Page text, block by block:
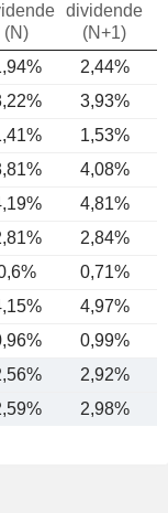
(N)
dividende
(N+1)
2,44%
3,93%
1,53%
4,08%
4,81%
2,84%
0,71%
4,97%
0,99%
2,92%
2,98%